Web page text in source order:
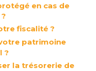
en cas de
fiscalité ?
patrimoine
?
la trésorerie de